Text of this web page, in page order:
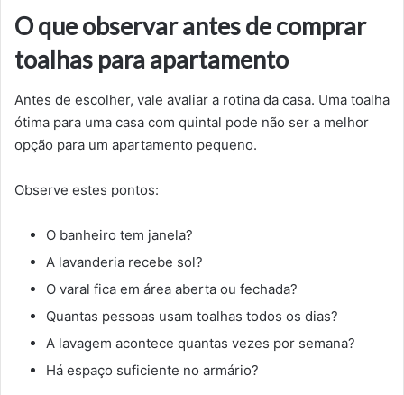
O que observar antes de comprar
toalhas para apartamento
Antes de escolher, vale avaliar a rotina da casa. Uma toalha
ótima para uma casa com quintal pode não ser a melhor
opção para um apartamento pequeno.
Observe estes pontos:
O banheiro tem janela?
A lavanderia recebe sol?
O varal fica em área aberta ou fechada?
Quantas pessoas usam toalhas todos os dias?
A lavagem acontece quantas vezes por semana?
Há espaço suficiente no armário?